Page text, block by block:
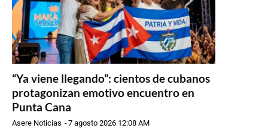
“Ya viene llegando”: cientos de cubanos
protagonizan emotivo encuentro en
Punta Cana
Asere Noticias -7 agosto 2026 12:08 AM